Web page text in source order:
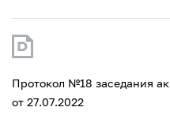
Протокол №18 заседания
от 27.07.2022